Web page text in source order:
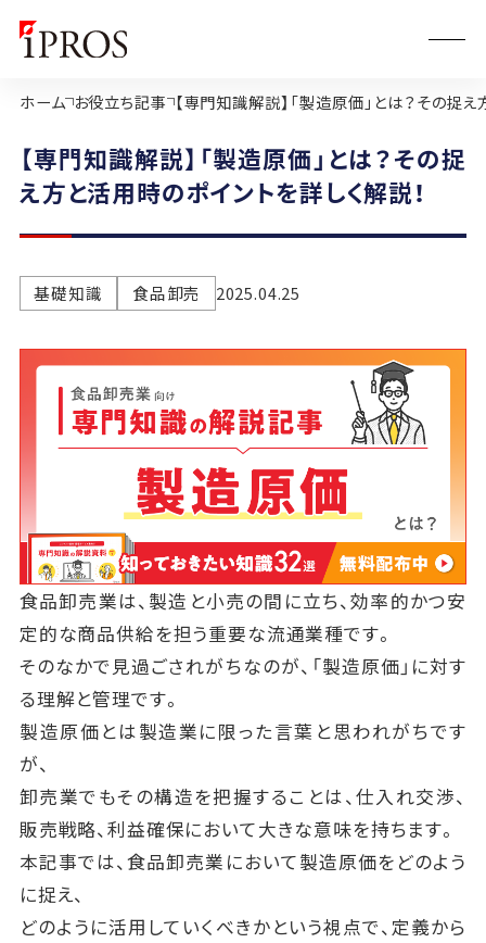
ホーム お役立ち記事 【専門知識解説】「製造原価」とは？その捉
【専門知識解説】「製造原価」とは？その捉
え方と活用時のポイントを詳しく解説！
基礎知識 食品卸売 2025.04.25
食品卸売業は、製造と小売の間に立ち、効率的かつ安
定的な商品供給を担う重要な流通業種です。
そのなかで見過ごされがちなのが、「製造原価」に対す
る理解と管理です。
製造原価とは製造業に限った言葉と思われがちです
が、
卸売業でもその構造を把握することは、仕入れ交渉、
販売戦略、利益確保において大きな意味を持ちます。
本記事では、食品卸売業において製造原価をどのよう
に捉え、
どのように活用していくべきかという視点で、定義から